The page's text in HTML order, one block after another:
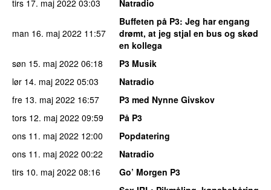
tirs 17. maj 2022 03:03 Natradio
man 16. maj 2022 11:57
Buffeten på P3: Jeg har engang
drømt, at jeg stjal en bus og skød
en kollega
søn 15. maj 2022 06:18
P3 Musik
lør 14. maj 2022 05:03
Natradio
fre 13. maj 2022 16:57
P3 med Nynne Givskov
tors 12. maj 2022 09:59
På P3
ons 11. maj 2022 12:00
Popdatering
ons 11. maj 2022 00:22
Natradio
tirs 10. maj 2022 08:16
Go’ Morgen P3